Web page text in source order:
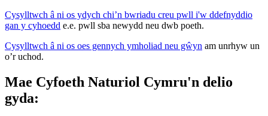
Cysylltwch â ni os ydych chi’n bwriadu creu pwll i'w ddefnyddio
gan y cyhoedd e.e. pwll sba newydd neu dwb poeth.
Cysylltwch â ni os oes gennych ymholiad neu gŵyn am unrhyw un
o’r uchod.
Mae Cyfoeth Naturiol Cymru'n delio
gyda: